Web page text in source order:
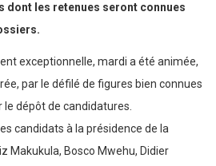
dont les retenues seront connues
exceptionnelle, mardi a été animée,
par le défilé de figures bien connues
dépôt de candidatures.
candidats à la présidence de la
Makukula, Bosco Mwehu, Didier